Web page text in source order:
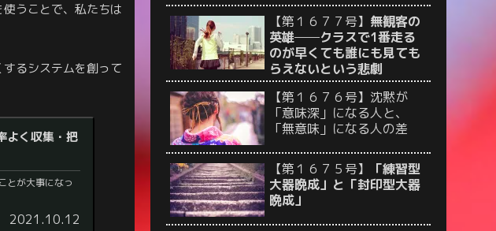
うことで、私たちは
るシステムを創って
よく収集・把
とが大事になっ
2021.10.12
【第１６７７号】 無観客の
英雄──クラスで1番走る
のが早くても誰にも見ても
らえないという悲劇
【第１６７６号】沈黙が
「意味深」になる人と、
「無意味」になる人の差
【第１６７５号】
「練習型
大器晩成」と「封印型大器
晩成」